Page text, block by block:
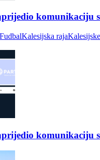
komunikaciju
FudbalKalesijska raja
komunikaciju